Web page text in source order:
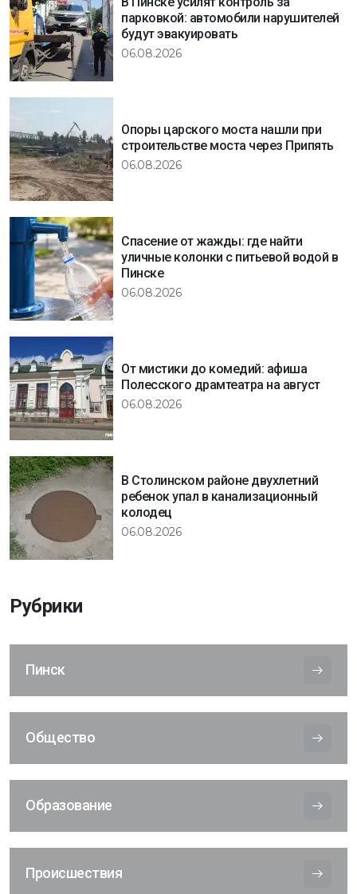
парковкой: автомобили нарушителей
будут эвакуировать
06.08.2026
Опоры царского моста нашли при
строительстве моста через Припять
06.08.2026
Спасение от жажды: где найти
уличные колонки с питьевой водой в
Пинске
06.08.2026
От мистики до комедий: афиша
Полесского драмтеатра на август
06.08.2026
В Столинском районе двухлетний
ребенок упал в канализационный
колодец
06.08.2026
Рубрики
Пинск
Общество
Образование
Происшествия